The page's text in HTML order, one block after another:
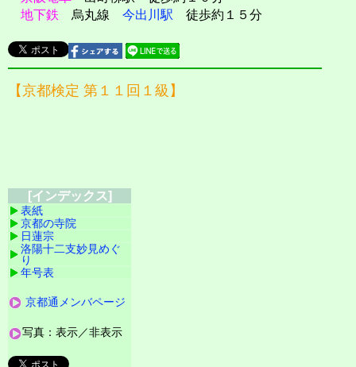
地下鉄 烏丸線 今出川駅 徒歩約１５分
【京都検定 第１１回１級】
[インデックス]
表紙
京都の寺院
日蓮宗
洛陽十二支妙見めぐ
り
年号表
京都通メンバページ
写真：表示／非表示